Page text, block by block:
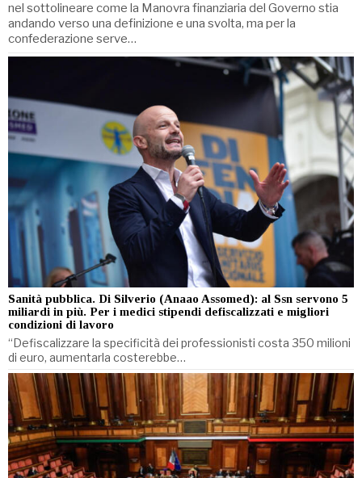
nel sottolineare come la Manovra finanziaria del Governo stia
andando verso una definizione e una svolta, ma per la
confederazione serve…
Sanità pubblica. Di Silverio (Anaao Assomed): al Ssn servono 5
miliardi in più. Per i medici stipendi defiscalizzati e migliori
condizioni di lavoro
“Defiscalizzare la specificità dei professionisti costa 350 milioni
di euro, aumentarla costerebbe…